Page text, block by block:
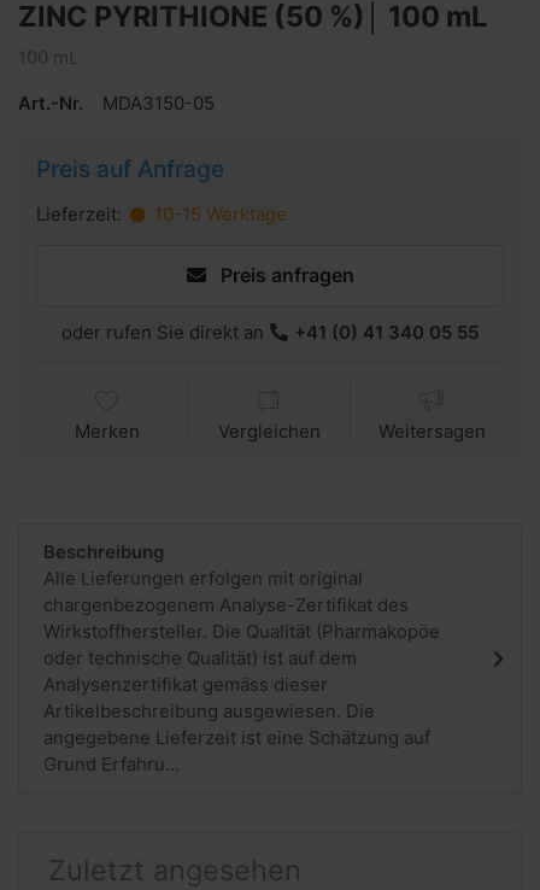
ZINC PYRITHIONE (50 %)│ 100 mL
100 mL
Art.-Nr.
MDA3150-05
Preis auf Anfrage
Lieferzeit: 10-15 Werktage
Preis anfragen
oder rufen Sie direkt an +41 (0) 41 340 05 55
Merken Vergleichen Weitersagen
Beschreibung
Alle Lieferungen erfolgen mit original
chargenbezogenem Analyse-Zertifikat des
Wirkstoffhersteller. Die Qualität (Pharmakopöe
oder technische Qualität) ist auf dem
Analysenzertifikat gemäss dieser
Artikelbeschreibung ausgewiesen. Die
angegebene Lieferzeit ist eine Schätzung auf
Grund Erfahru...
Zuletzt angesehen